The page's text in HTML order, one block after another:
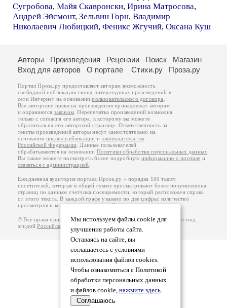
Сугробова, Майя Скавронски, Ирина Матросова,
Андрей Эйсмонт, Зельвин Горн, Владимир
Николаевич Любицкий, Феникс Жгучий, Оксана Куш
Мы используем файлы cookie для
улучшения работы сайта.
Оставаясь на сайте, вы
соглашаетесь с условиями
использования файлов cookies.
Чтобы ознакомиться с Политикой
обработки персональных данных
и файлов cookie, нажмите здесь.
Соглашаюсь
Авторы Произведения Рецензии Поиск
Магазин
Вход для авторов
О портале Стихи.ру Проза.ру
Портал Проза.ру предоставляет авторам возможность
свободной публикации своих литературных произведений в
сети Интернет на основаниипользовательского договора
Все авторские права на произведения принадлежат авторам
и охраняются законом . Перепечатка произведений возможна
только с согласия его автора, к которому вы можете
обратиться на его авторской странице. Ответственность за
тексты произведений авторы несут самостоятельно на
основанииправил публикации изаконодательства
Российской Федерации . Данные пользователей
обрабатываются на основании Политики обработки персональных данных
Вы также можете посмотреть более подробную информацию о портале и
связаться с администрацией
Ежедневная аудитория портала Проза.ру – порядка 100 тысяч
посетителей, которые в общей сумме просматривают более полумиллиона
страниц по данным счетчика посещаемости, который расположен справа
от этого текста. В каждой графе указано по две цифры: количество
просмотров и количество посетителей.
© Все права принадлежат авторам, 2000-2026. Портал работает под
эгидойРоссийского союза писателей.